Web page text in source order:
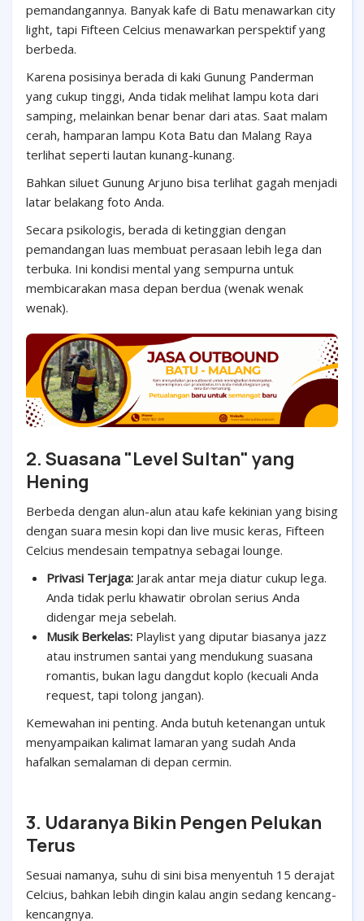
pemandangannya. Banyak kafe di Batu menawarkan city
light, tapi Fifteen Celcius menawarkan perspektif yang
berbeda.
Karena posisinya berada di kaki Gunung Panderman
yang cukup tinggi, Anda tidak melihat lampu kota dari
samping, melainkan benar benar dari atas. Saat malam
cerah, hamparan lampu Kota Batu dan Malang Raya
terlihat seperti lautan kunang-kunang.
Bahkan siluet Gunung Arjuno bisa terlihat gagah menjadi
latar belakang foto Anda.
Secara psikologis, berada di ketinggian dengan
pemandangan luas membuat perasaan lebih lega dan
terbuka. Ini kondisi mental yang sempurna untuk
membicarakan masa depan berdua (wenak wenak
wenak).
2. Suasana "Level Sultan" yang
Hening
Berbeda dengan alun-alun atau kafe kekinian yang bising
dengan suara mesin kopi dan live music keras, Fifteen
Celcius mendesain tempatnya sebagai lounge.
Privasi Terjaga: Jarak antar meja diatur cukup lega.
Anda tidak perlu khawatir obrolan serius Anda
didengar meja sebelah.
Musik Berkelas: Playlist yang diputar biasanya jazz
atau instrumen santai yang mendukung suasana
romantis, bukan lagu dangdut koplo (kecuali Anda
request, tapi tolong jangan).
Kemewahan ini penting. Anda butuh ketenangan untuk
menyampaikan kalimat lamaran yang sudah Anda
hafalkan semalaman di depan cermin.
3. Udaranya Bikin Pengen Pelukan
Terus
Sesuai namanya, suhu di sini bisa menyentuh 15 derajat
Celcius, bahkan lebih dingin kalau angin sedang kencang-
kencangnya.